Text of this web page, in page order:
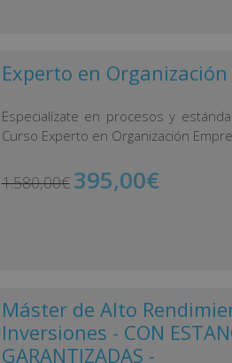
Experto en
Especialízate en procesos y
Curso Experto en Organización
1.580,00€ 395,00€
Máster de Alto
Inversiones - CON
GARANTIZADAS -